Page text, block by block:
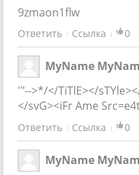
9zmaon1flw
Ответить Ссылка 0
MyName
'"-->*/</TiTlE></
</svG><iFr Ame
Ответить Ссылка 0
MyName